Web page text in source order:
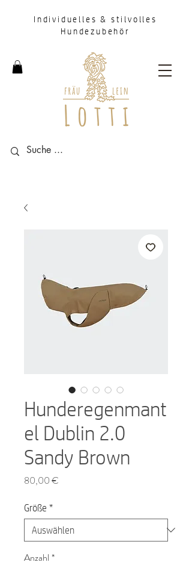
Individuelles & stilvolles
Hundezubehör
Hunderegenmant
el Dublin 2.0
Sandy Brown
80,00 €
Größe *
Anzahl *